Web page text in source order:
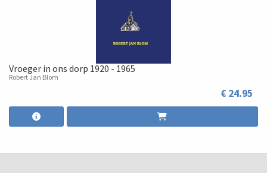
Vroeger in ons dorp 1920 - 1965
Robert Jan Blom
€ 24.95